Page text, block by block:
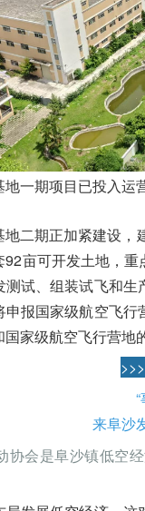
一期项目已投入
二期正加紧建设，
92亩可开发土地，
试、组装试飞和
报国家级航空飞
家级航空飞行营地
来阜沙
协会是阜沙镇低空